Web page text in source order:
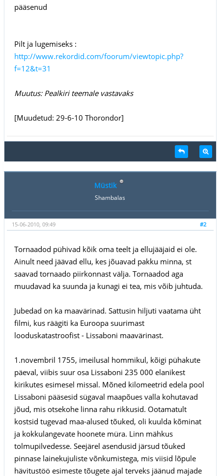
pääsenud
Pilt ja lugemiseks :
http://www.rekordid.com/foorum/viewtopic.php?
f=12&t=31
Muutus: Pealkiri teemale vastavaks
[Muudetud: 29-6-10 Thorondor]
Müstik
Shambalas
#2
15-06-2010, 09:49
Tornaadod pühivad kõik oma teelt ja ellujääjaid ei ole.
Ainult need jäävad ellu, kes jõuavad pakku minna, st
saavad tornaado piirkonnast välja. Tornaadod aga
muudavad ka suunda ja kunagi ei tea, mis võib juhtuda.
Jubedad on ka maavärinad. Sattusin hiljuti vaatama üht
filmi, kus räägiti ka Euroopa suurimast
looduskatastroofist - Lissaboni maavärinast.
1.novembril 1755, imeilusal hommikul, kõigi pühakute
päeval, viibis suur osa Lissaboni 235 000 elanikest
kirikutes esimesel missal. Mõned kilomeetrid edela pool
Lissaboni pääsesid sügaval maapõues valla kohutavad
jõud, mis otsekohe linna rahu rikkusid. Ootamatult
kostsid tugevad maa-alused tõuked, oli kuulda kõminat
ja kokkulangevate hoonete müra. Linn mähkus
tolmupilvedesse. Seejärel asendusid järsud tõuked
pinnase lainekujuliste võnkumistega, mis viisid lõpule
hävitustöö esimeste tõugete ajal terveks jäänud majade